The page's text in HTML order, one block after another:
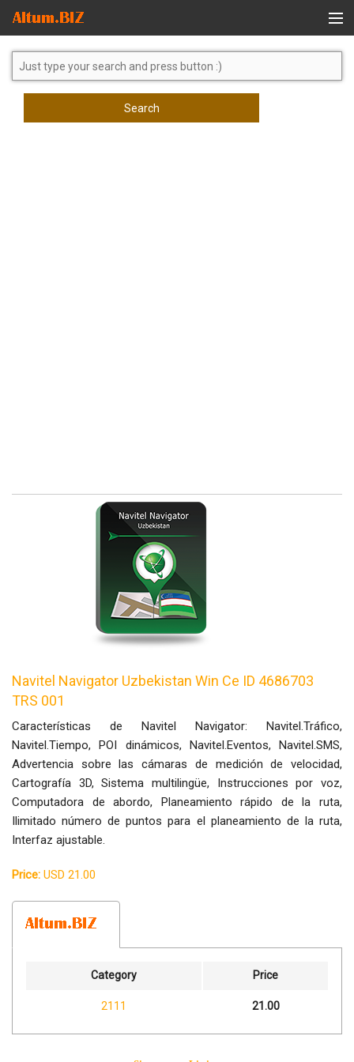
Global Search
Search
Navitel Navigator Uzbekistan Win Ce ID 4686703
TRS 001
Características de Navitel Navigator: Navitel.Tráfico,
Navitel.Tiempo, POI dinámicos, Navitel.Eventos, Navitel.SMS,
Advertencia sobre las cámaras de medición de velocidad,
Cartografía 3D, Sistema multilingüe, Instrucciones por voz,
Computadora de abordo, Planeamiento rápido de la ruta,
Ilimitado número de puntos para el planeamiento de la ruta,
Interfaz ajustable.
Price: USD 21.00
Category Price
2111 21.00